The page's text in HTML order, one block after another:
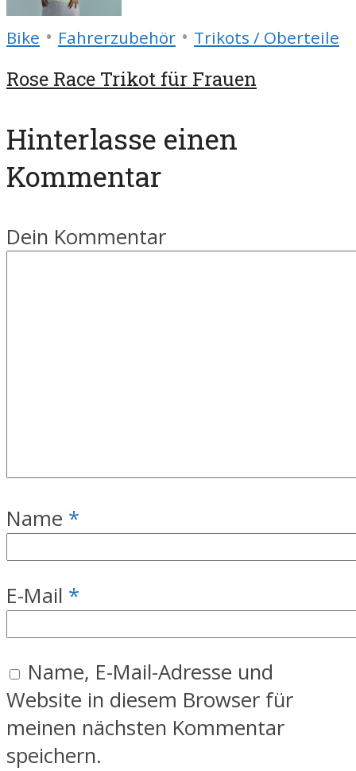
Bike • Fahrerzubehör • Trikots / Oberteile
Rose Race Trikot für Frauen
Hinterlasse einen
Kommentar
Dein Kommentar
Name *
E-Mail *
Name, E-Mail-Adresse und
Website in diesem Browser für
meinen nächsten Kommentar
speichern.